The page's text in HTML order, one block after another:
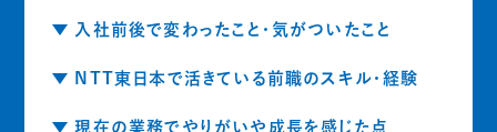
入社前後で変わったこと・気がついたこと
NTT東日本で活きている前職のスキル・経験
現在の業務でやりがいや成長を感じた点